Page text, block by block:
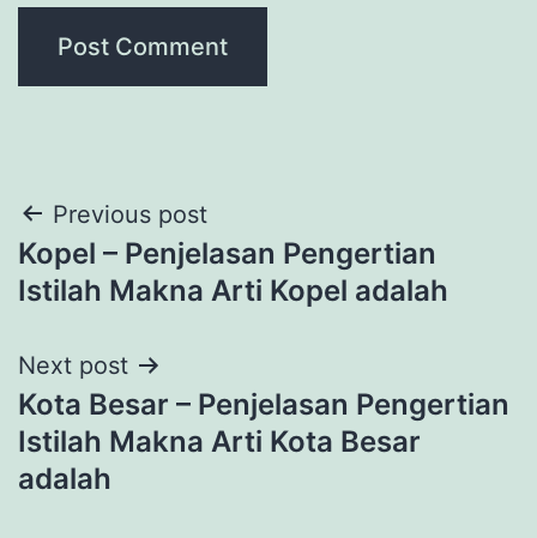
Post
navigation
Previous post
Kopel – Penjelasan Pengertian
Istilah Makna Arti Kopel adalah
Next post
Kota Besar – Penjelasan Pengertian
Istilah Makna Arti Kota Besar
adalah